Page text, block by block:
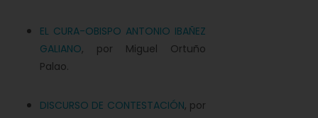
EL CURA-OBISPO ANTONIO IBAÑEZ
GALIANO, por Miguel Ortuño
Palao.
DISCURSO DE CONTESTACIÓN, por